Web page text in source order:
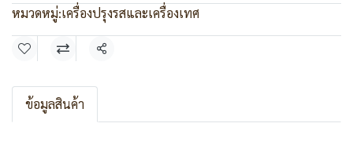
หมวดหมู่:เครื่องปรุงรสและเครื่องเทศ
แชร์
ข้อมูลสินค้า